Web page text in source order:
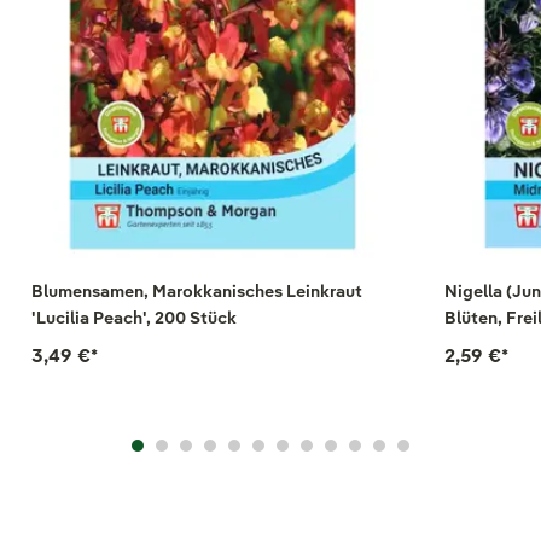
Blumensamen, Marokkanisches Leinkraut
'Lucilia Peach', 200 Stück
3,49 €*
Nigella
Blüten,
2,59 €*